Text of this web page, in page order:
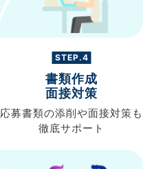
STEP.4
書類作成
面接対策
応募書類の添削や面接対策も
徹底サポート